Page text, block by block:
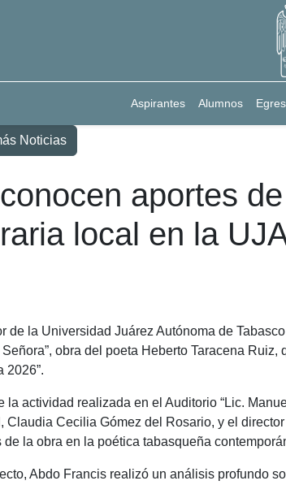
Aspirantes Alumnos
Noticias
aportes
local en la
de la Universidad Juárez Autónoma de
obra del poeta Heberto Taracena
2026”.
la actividad realizada en el Auditorio “Lic.
Claudia Cecilia Gómez del Rosario, y el
de la obra en la poética tabasqueña
Abdo Francis realizó un análisis profundo